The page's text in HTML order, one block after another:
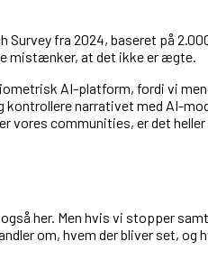
Survey fra 2024, baseret på
mistænker, at det ikke er ægte.
AI-platform, fordi vi
kontrollere narrativet med AI-
vores communities, er det heller
her. Men hvis vi stopper
om, hvem der bliver set, og